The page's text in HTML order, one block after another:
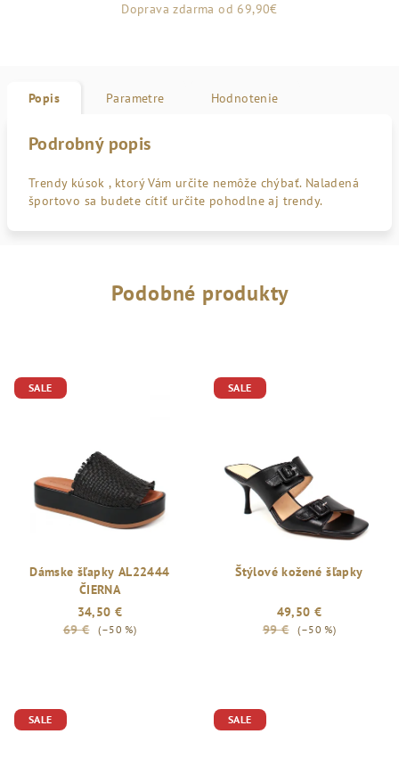
Doprava zdarma od 69,90€
Popis Parametre Hodnotenie
Podrobný popis
Trendy kúsok , ktorý Vám určite nemôže chýbať. Naladená
športovo sa budete cítiť určite pohodlne aj trendy.
Podobné produkty
SALE
Dámske šľapky AL22444
ČIERNA
34,50 €
69 €
(–50 %)
SALE
Štýlové kožené šľapky
49,50 €
99 €
(–50 %)
SALE SALE